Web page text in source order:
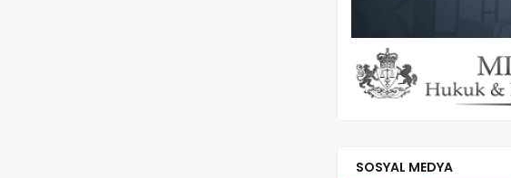
SOSYAL MEDYA